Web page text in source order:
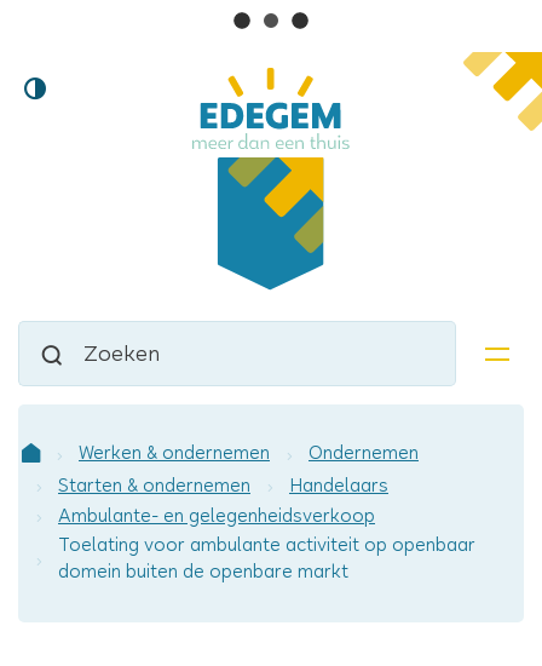
Naar
inhoud
Hoog
Lokaal
kunnen
helpen?
Zoeken
Startpagina
Werken & ondernemen
Ondernemen
Starten & ondernemen
Handelaars
Ambulante- en gelegenheidsverkoop
Toelating voor ambulante activiteit op openbaar
domein buiten de openbare markt